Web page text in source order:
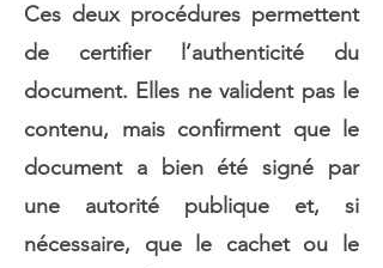
Ces deux procédures permettent
de certifier l’authenticité du
document. Elles ne valident pas le
contenu, mais confirment que le
document a bien été signé par
une autorité publique et, si
nécessaire, que le cachet ou le